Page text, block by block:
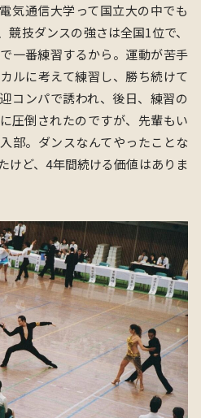
気通信大学って国立大の中でも
技ダンスの強さは全国1位で、
一番練習するから。運動が苦手
ルに考えて練習し、勝ち続けて
コンパで誘われ、後日、練習の
圧倒されたのですが、先輩もい
部。ダンスなんてやったことな
けど、4年間続ける価値はありま